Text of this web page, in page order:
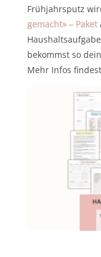
Frühjahrsputz
gemacht» – Paket
bekommst so dein
Mehr Infos